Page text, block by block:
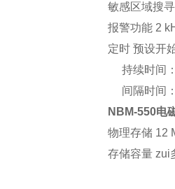
敏感区域搜
报警功能 2
定时 预设开
持续时间
间隔时间：
NBM-550电
物理存储 12
存储容量 zui